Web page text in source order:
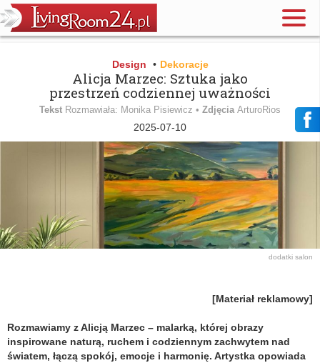
Design • Dekoracje
Alicja Marzec: Sztuka jako
przestrzeń codziennej uważności
Tekst Rozmawiała: Monika Pisiewicz • Zdjęcia ArturoRios
2025-07-10
dodatki salon
[Materiał reklamowy]
Rozmawiamy z Alicją Marzec – malarką, której obrazy
inspirowane naturą, ruchem i codziennym zachwytem nad
światem, łączą spokój, emocje i harmonię. Artystka opowiada